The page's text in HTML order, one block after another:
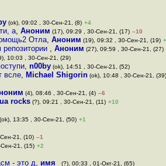
(ok), 09:02 , 30-Сен-21, (8) +4
а, Аноним (17), 09:29 , 30-Сен-21, (17) –10
Отла, Аноним (19), 09:32 , 30-Сен-21, (19)
, Аноним (27), 09:59 , 30-Сен-21, (27)
10:03 , 30-Сен-21, (29)
, n00by (ok), 14:51 , 30-Сен-21, (52)
всле, Michael Shigorin (ok), 10:48 , 30-Сен-21, (39)
(4), 08:46 , 30-Сен-21, (4) –6
rocks (?), 09:21 , 30-Сен-21, (11) +10
(ok), 13:35 , 30-Сен-21, (50) +1
21, (10) –1
21, (15) +2
- это д, имя_ (?), 00:33 , 01-Окт-21, (65)